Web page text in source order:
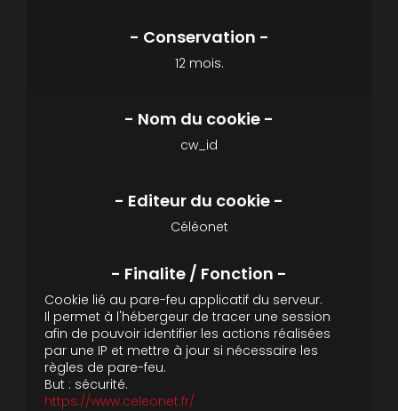
12 mois.
cw_id
Céléonet
Cookie lié au pare-feu applicatif du serveur.
Il permet à l'hébergeur de tracer une session
afin de pouvoir identifier les actions réalisées
par une IP et mettre à jour si nécessaire les
règles de pare-feu.
But : sécurité.
https://www.celeonet.fr/